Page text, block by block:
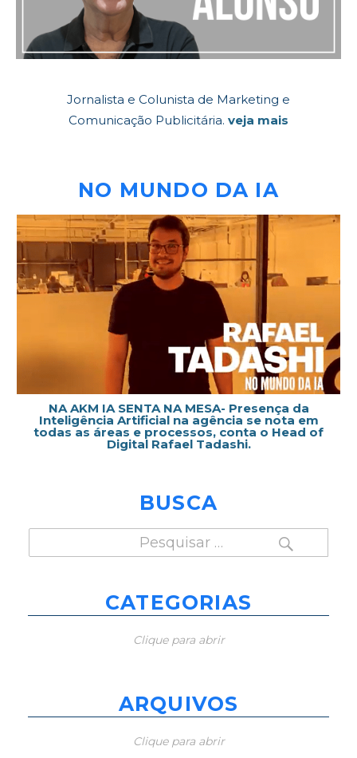
Jornalista e Colunista de Marketing e
Comunicação Publicitária. veja mais
NO MUNDO DA IA
NA AKM IA SENTA NA MESA- Presença da
Inteligência Artificial na agência se nota em
todas as áreas e processos, conta o Head of
Digital Rafael Tadashi.
BUSCA
por:
PESQUISAR
CATEGORIAS
Clique para abrir
ARQUIVOS
Clique para abrir